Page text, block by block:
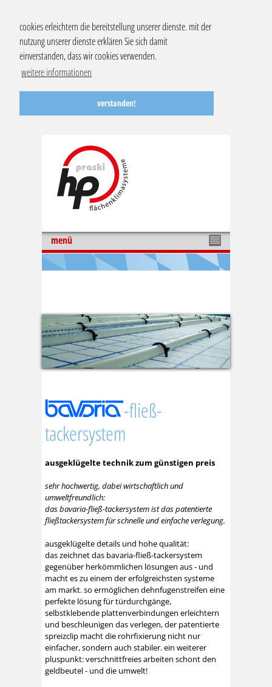
cookies erleichtern die bereitstellung unserer dienste. mit der
nutzung unserer dienste erklären Sie sich damit
einverstanden, dass wir cookies verwenden.
weitere informationen
verstanden!
menü
-fließ-
tackersystem
ausgeklügelte technik zum günstigen preis
sehr hochwertig, dabei wirtschaftlich und
umweltfreundlich:
das bavaria-fließ-tackersystem ist das patentierte
fließtackersystem für schnelle und einfache verlegung.
ausgeklügelte details und hohe qualität:
das zeichnet das bavaria-fließ-tackersystem
gegenüber herkömmlichen lösungen aus - und
macht es zu einem der erfolgreichsten systeme
am markt. so ermöglichen dehnfugenstreifen eine
perfekte lösung für türdurchgänge,
selbstklebende plattenverbindungen erleichtern
und beschleunigen das verlegen, der patentierte
spreizclip macht die rohrfixierung nicht nur
einfacher, sondern auch stabiler. ein weiterer
pluspunkt: verschnittfreies arbeiten schont den
geldbeutel - und die umwelt!